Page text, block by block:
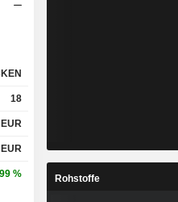
18
EUR
EUR
% Rohstoffe